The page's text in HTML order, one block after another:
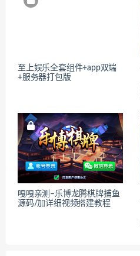
至上娱乐全套组件+app双端
+服务器打包版
嘎嘎亲测–乐博龙腾棋牌捕鱼
源码/加详细视频搭建教程